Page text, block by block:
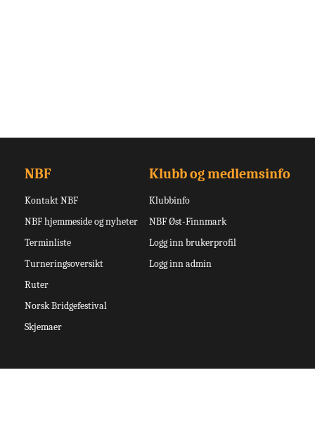
NBF
Kontakt NBF
NBF hjemmeside og nyheter
Terminliste
Turneringsoversikt
Ruter
Norsk Bridgefestival
Skjemaer
Klubb og medlemsinfo
Klubbinfo
NBF Øst-Finnmark
Logg inn brukerprofil
Logg inn admin